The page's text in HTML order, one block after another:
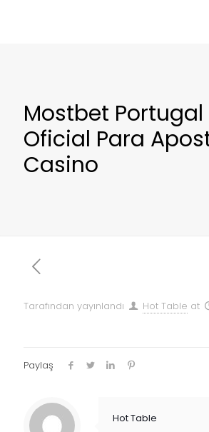
Mostbet
Oficial Para
Casino
Tarafından yayınlandı Hot Table at
Paylaş
Hot Table